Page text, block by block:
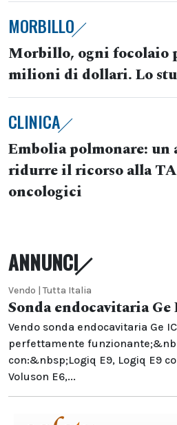
MORBILLO
Morbillo, ogni focolaio
milioni di dollari. Lo
CLINICA
Embolia polmonare: un
ridurre il ricorso alla
oncologici
ANNUNCI
Vendo | Tutta Italia
Sonda endocavitaria
Vendo sonda endocavitaria Ge
perfettamente
con:&nbsp;Logiq E9, Logiq E9
Voluson E6,...